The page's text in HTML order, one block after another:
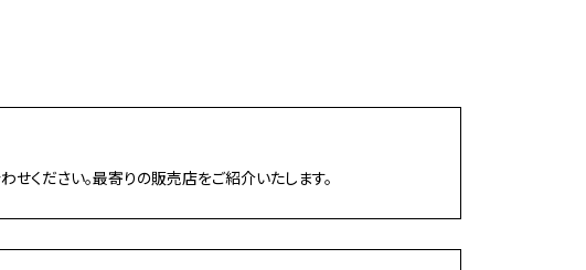
ください。最寄りの販売店をご紹介いたします。